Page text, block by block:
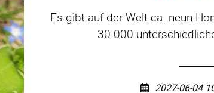
Es gibt auf der Welt ca. neun
30.000
2027-06-04